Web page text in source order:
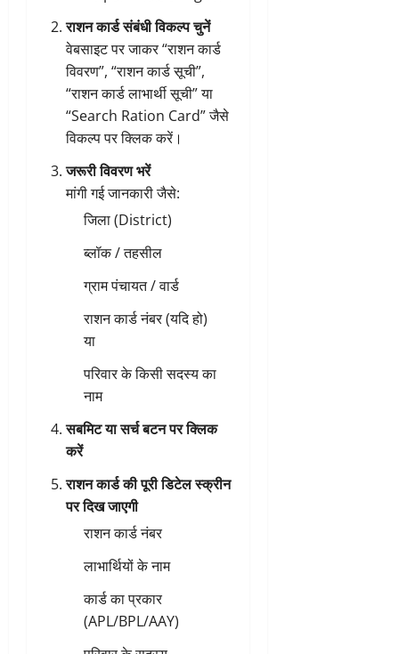
राशन कार्ड संबंधी विकल्प चुनें
वेबसाइट पर जाकर “राशन कार्ड
विवरण”, “राशन कार्ड सूची”,
“राशन कार्ड लाभार्थी सूची” या
“Search Ration Card” जैसे
विकल्प पर क्लिक करें।
जरूरी विवरण भरें
मांगी गई जानकारी जैसे:
जिला (District)
ब्लॉक / तहसील
ग्राम पंचायत / वार्ड
राशन कार्ड नंबर (यदि हो)
या
परिवार के किसी सदस्य का
नाम
सबमिट या सर्च बटन पर क्लिक
करें
राशन कार्ड की पूरी डिटेल स्क्रीन
पर दिख जाएगी
राशन कार्ड नंबर
लाभार्थियों के नाम
कार्ड का प्रकार
(APL/BPL/AAY)